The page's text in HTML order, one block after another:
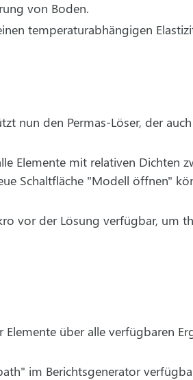
von Boden.
temperaturabhängigen
nun den Permas-Löser, der
Elemente mit relativen Dichten
Schaltfläche "Modell öffnen"
vor der Lösung verfügbar, um
über alle verfügbaren
im Berichtsgenerator